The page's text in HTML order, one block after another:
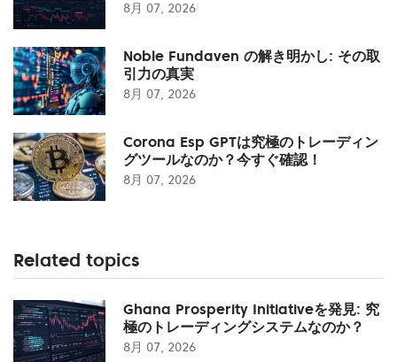
8月 07, 2026
Noble Fundaven の解き明かし: その取
引力の真実
8月 07, 2026
Corona Esp GPTは究極のトレーディン
グツールなのか？今すぐ確認！
8月 07, 2026
Related topics
Ghana Prosperity Initiativeを発見: 究
極のトレーディングシステムなのか？
8月 07, 2026